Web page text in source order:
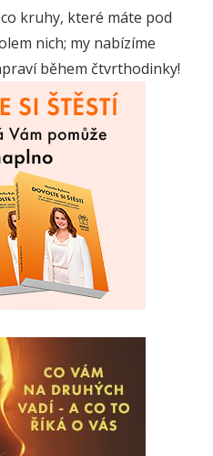
kruhy, které máte pod
nich; my nabízíme
během čtvrthodinky!